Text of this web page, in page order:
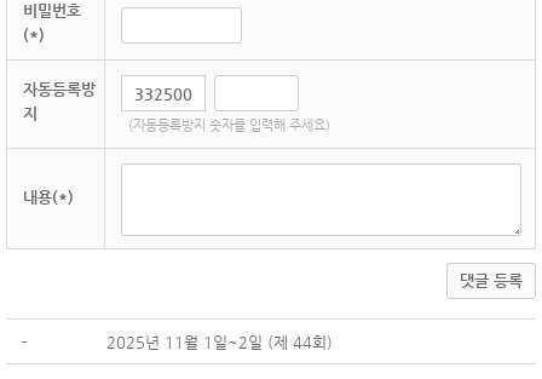
비밀번호
(*)
자동등록방
지
(자동등록방지 숫자를 입력해 주세요)
내용(*)
댓글 등록
- 2025년 11월 1일~2일 (제 44회)